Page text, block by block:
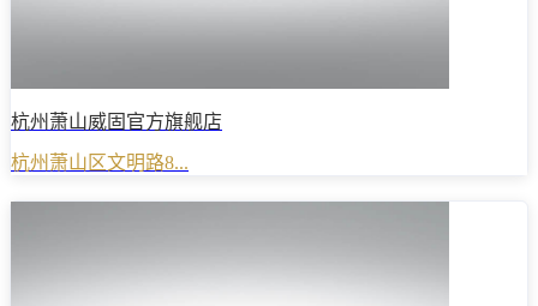
杭州萧山威固官方旗舰店
杭州萧山区文明路8...